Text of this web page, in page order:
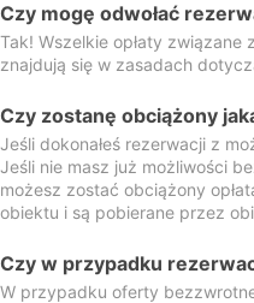
Czy mogę odwołać
Tak! Wszelkie opłaty
znajdują się w zasadach
Czy zostanę obciążony
Jeśli dokonałeś rezerwacji z
Jeśli nie masz już możliwości
możesz zostać obciążony
obiektu i są pobierane przez
Czy w przypadku
W przypadku oferty